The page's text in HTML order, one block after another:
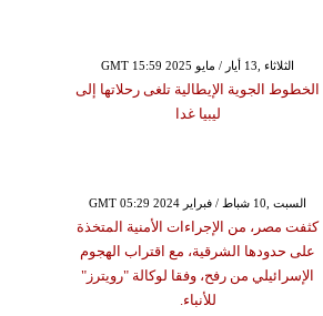
GMT 15:59 2025 الثلاثاء ,13 أيار / مايو
الخطوط الجوية الإيطالية تلغى رحلاتها إلى
ليبيا غدا
GMT 05:29 2024 السبت ,10 شباط / فبراير
كثفت مصر، من الإجراءات الأمنية المتخذة
على حدودها الشرقية، مع اقتراب الهجوم
الإسرائيلي من رفح، وفقا لوكالة "رويترز"
للأنباء.